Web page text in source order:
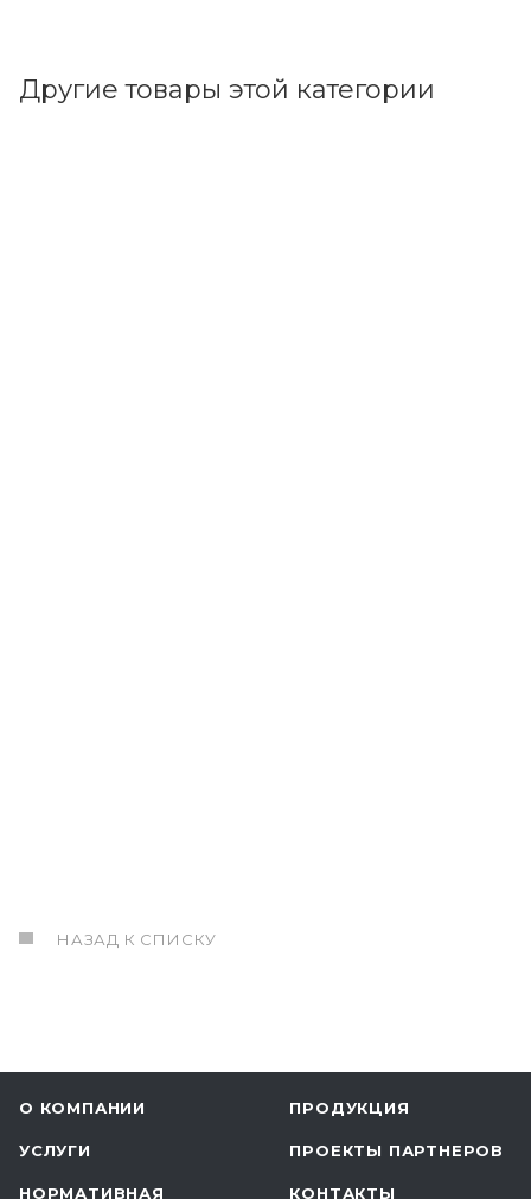
Другие товары этой категории
НАЗАД К СПИСКУ
О КОМПАНИИ ПРОДУКЦИЯ
УСЛУГИ ПРОЕКТЫ ПАРТНЕРОВ
НОРМАТИВНАЯ
КОНТАКТЫ